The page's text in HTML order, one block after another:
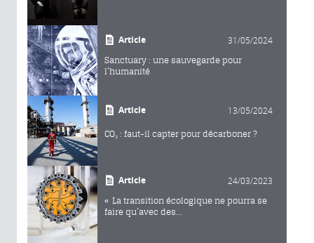
Article 31/05/2024
Sanctuary : une sauvegarde pour
l’humanité
Article 13/05/2024
CO₂ : faut-il capter pour décarboner ?
Article 24/03/2023
« La transition écologique ne pourra se
faire qu’avec des...